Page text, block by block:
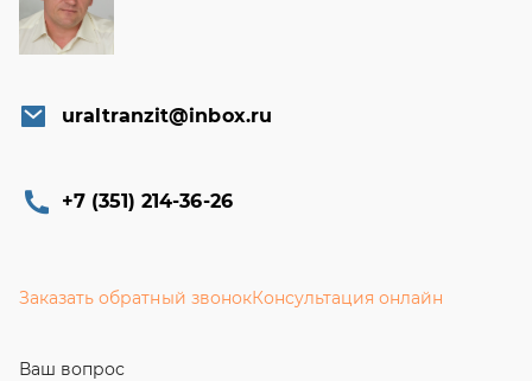
uraltranzit@inbox.ru
+7 (351) 214-36-26
Заказать обратный звонокКонсультация онлайн
Ваш вопрос